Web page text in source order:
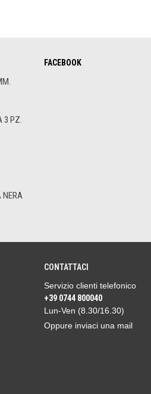
3 PZ.
NERA
FACEBOOK
CONTATTACI
Servizio clienti telefonico
+39 0744 800040
Lun-Ven (8.30/16.30)
Oppure inviaci una mail